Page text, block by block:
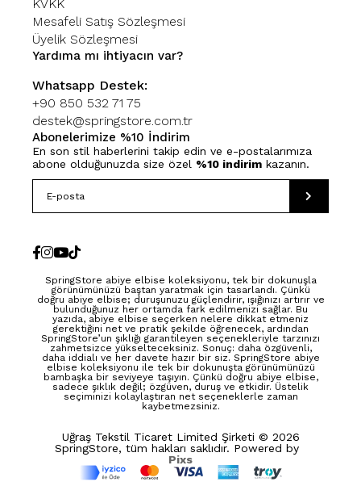
KVKK
Mesafeli Satış Sözleşmesi
Üyelik Sözleşmesi
Yardıma mı ihtiyacın var?
Whatsapp Destek:
+90 850 532 71 75
destek@springstore.com.tr
Abonelerimize %10 İndirim
En son stil haberlerini takip edin ve e-postalarımıza
abone olduğunuzda size özel %10 indirim kazanın.
SpringStore abiye elbise koleksiyonu, tek bir dokunuşla
görünümünüzü baştan yaratmak için tasarlandı. Çünkü
doğru abiye elbise; duruşunuzu güçlendirir, ışığınızı artırır ve
bulunduğunuz her ortamda fark edilmenizi sağlar. Bu
yazıda, abiye elbise seçerken nelere dikkat etmeniz
gerektiğini net ve pratik şekilde öğrenecek, ardından
SpringStore’un şıklığı garantileyen seçenekleriyle tarzınızı
zahmetsizce yükselteceksiniz. Sonuç: daha özgüvenli,
daha iddialı ve her davete hazır bir siz. SpringStore abiye
elbise koleksiyonu ile tek bir dokunuşta görünümünüzü
bambaşka bir seviyeye taşıyın. Çünkü doğru abiye elbise,
sadece şıklık değil; özgüven, duruş ve etkidir. Üstelik
seçiminizi kolaylaştıran net seçeneklerle zaman
kaybetmezsiniz.
Uğraş Tekstil Ticaret Limited Şirketi © 2026
SpringStore, tüm hakları saklıdır. Powered by
Pixs